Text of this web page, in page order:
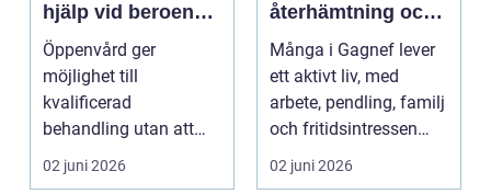
hjälp vid beroende
och annan
problematik
Öppenvård ger
möjlighet till
kvalificerad
behandling utan att
personen behöver
lämna sitt hem, sitt ...
02 juni 2026
återhämtning och
bättre hälsa
Många i Gagnef lever
ett aktivt liv, med
arbete, pendling, familj
och fritidsintressen
som ska få pl...
02 juni 2026